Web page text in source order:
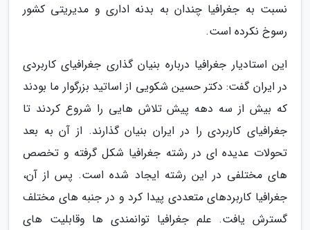
نسبت به جغرافیا چندان به بدنه اداری و مدیریتی کشور
رسوخ نکرده است.
این استادیار جغرافیا درباره بنیان گذاری جغرافیای کاربردی
در ایران گفت: دکتر حسین شکویی از اساتید بزرگوار ما بودند
که بیش از سه دهه پیش تلاش هایی را شروع کردند تا
جغرافیای کاربردی را در ایران بنیان گذارند. از آن به بعد
تحولات عدیده ای در رشته جغرافیا شکل گرفته و تخصص
های مختلفی در این رشته ایجاد شده است. پس از آن،
جغرافیا کاربردهای متعددی پیدا کرد و در جنبه های مختلف
گسترش یافت. علم جغرافیا توانمندی ها وقابلیت های